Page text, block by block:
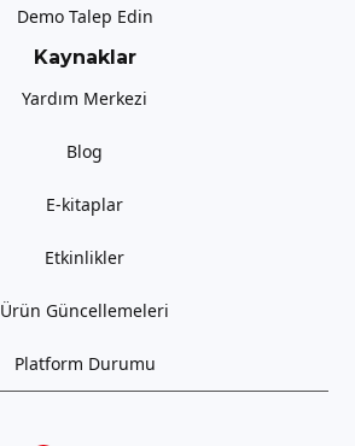
Demo Talep Edin
Kaynaklar
Yardım Merkezi
Blog
E-kitaplar
Etkinlikler
Ürün Güncellemeleri
Platform Durumu